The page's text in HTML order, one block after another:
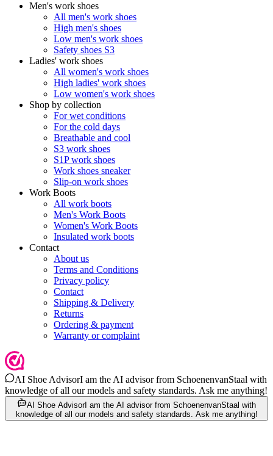
Men's work shoes
All men's work shoes
High men's shoes
Low men's work shoes
Safety shoes S3
Ladies' work shoes
All women's work shoes
High ladies' work shoes
Low women's work shoes
Shop by collection
For wet conditions
For the cold days
Breathable and cool
S3 work shoes
S1P work shoes
Work shoes sneaker
Slip-on work shoes
Work Boots
All work boots
Men's Work Boots
Women's Work Boots
Insulated work boots
Contact
About us
Terms and Conditions
Privacy policy
Contact
Shipping & Delivery
Returns
Ordering & payment
Warranty or complaint
AI Shoe AdvisorI am the AI advisor from SchoenenvanStaal with
knowledge of all our models and safety standards. Ask me anything!
AI Shoe AdvisorI am the AI advisor from SchoenenvanStaal with
knowledge of all our models and safety standards. Ask me anything!